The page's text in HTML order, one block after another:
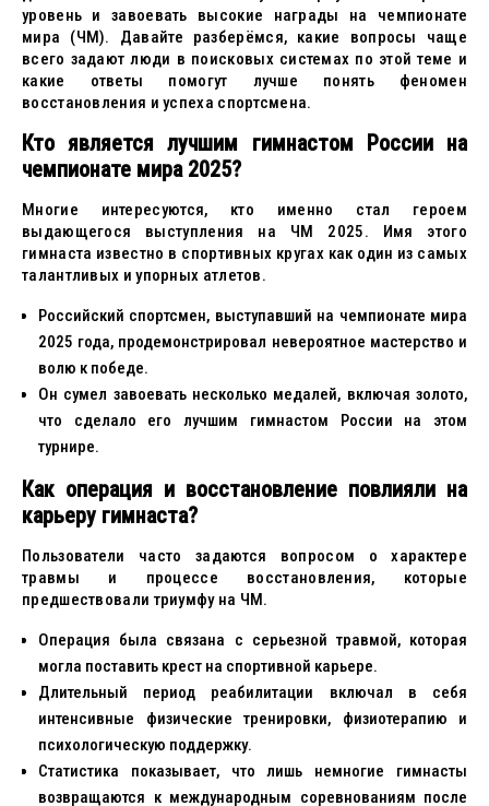
уровень и завоевать высокие награды на чемпионате
мира (ЧМ). Давайте разберёмся, какие вопросы чаще
всего задают люди в поисковых системах по этой теме и
какие ответы помогут лучше понять феномен
восстановления и успеха спортсмена.
Кто является лучшим гимнастом России на
чемпионате мира 2025?
Многие интересуются, кто именно стал героем
выдающегося выступления на ЧМ 2025. Имя этого
гимнаста известно в спортивных кругах как один из самых
талантливых и упорных атлетов.
Российский спортсмен, выступавший на чемпионате мира
2025 года, продемонстрировал невероятное мастерство и
волю к победе.
Он сумел завоевать несколько медалей, включая золото,
что сделало его лучшим гимнастом России на этом
турнире.
Как операция и восстановление повлияли на
карьеру гимнаста?
Пользователи часто задаются вопросом о характере
травмы и процессе восстановления, которые
предшествовали триумфу на ЧМ.
Операция была связана с серьезной травмой, которая
могла поставить крест на спортивной карьере.
Длительный период реабилитации включал в себя
интенсивные физические тренировки, физиотерапию и
психологическую поддержку.
Статистика показывает, что лишь немногие гимнасты
возвращаются к международным соревнованиям после